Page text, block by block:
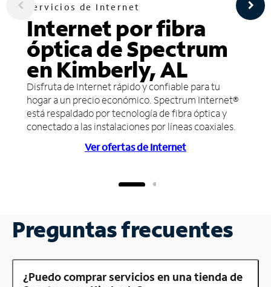
Servicios de Internet
Internet por fibra
óptica de Spectrum
en Kimberly, AL
Disfruta de Internet rápido y confiable para tu
hogar a un precio económico. Spectrum Internet®
está respaldado por tecnología de fibra óptica y
conectado a las instalaciones por líneas coaxiales.
Ver ofertas de Internet
Preguntas frecuentes
¿Puedo comprar servicios en una tienda de